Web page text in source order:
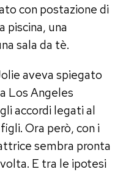
con postazione di
piscina, una
sala da tè.
aveva spiegato
Los Angeles
accordi legati al
Ora però, con i
sembra pronta
E tra le ipotesi